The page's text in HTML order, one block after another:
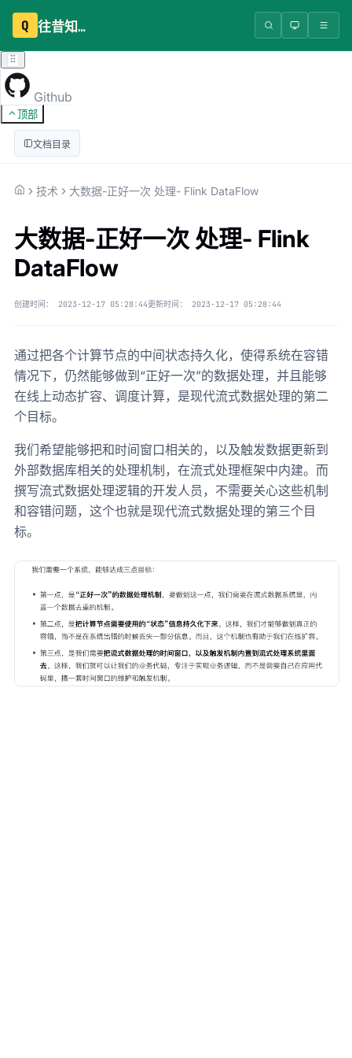
Q 往昔知识库
Github
顶部
文档目录
技术 大数据-正好一次 处理- Flink DataFlow
大数据-正好一次 处理- Flink
DataFlow
创建时间： 2023-12-17 05:28:44更新时间： 2023-12-17 05:28:44
通过把各个计算节点的中间状态持久化，使得系统在容错
情况下，仍然能够做到“正好一次”的数据处理，并且能够
在线上动态扩容、调度计算，是现代流式数据处理的第二
个目标。
我们希望能够把和时间窗口相关的，以及触发数据更新到
外部数据库相关的处理机制，在流式处理框架中内建。而
撰写流式数据处理逻辑的开发人员，不需要关心这些机制
和容错问题，这个也就是现代流式数据处理的第三个目
标。